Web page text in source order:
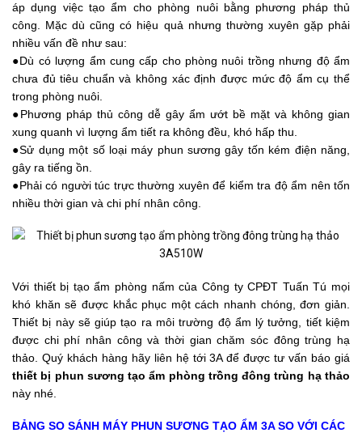
áp dụng việc tạo ẩm cho phòng nuôi bằng phương pháp thủ
công. Mặc dù cũng có hiệu quả nhưng thường xuyên gặp phải
nhiều vấn đề như sau:
●Dù có lượng ẩm cung cấp cho phòng nuôi trồng nhưng độ ẩm
chưa đủ tiêu chuẩn và không xác định được mức độ ẩm cụ thể
trong phòng nuôi.
●Phương pháp thủ công dễ gây ẩm ướt bề mặt và không gian
xung quanh vì lượng ẩm tiết ra không đều, khó hấp thu.
●Sử dụng một số loại máy phun sương gây tốn kém điện năng,
gây ra tiếng ồn.
●Phải có người túc trực thường xuyên để kiểm tra độ ẩm nên tốn
nhiều thời gian và chi phí nhân công.
Với thiết bị tạo ẩm phòng nấm của Công ty CPĐT Tuấn Tú mọi
khó khăn sẽ được khắc phục một cách nhanh chóng, đơn giản.
Thiết bị này sẽ giúp tạo ra môi trường độ ẩm lý tưởng, tiết kiệm
được chi phí nhân công và thời gian chăm sóc đông trùng hạ
thảo. Quý khách hàng hãy liên hệ tới 3A để được tư vấn báo giá
thiết bị phun sương tạo ẩm phòng trồng đông trùng hạ thảo
này nhé.
BẢNG SO SÁNH MÁY PHUN SƯƠNG TẠO ẨM 3A SO VỚI CÁC